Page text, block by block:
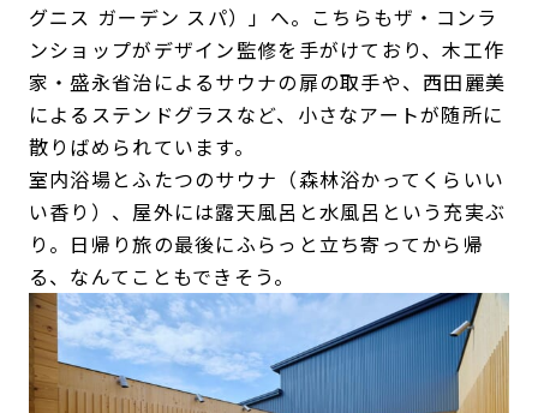
グニス ガーデン スパ）」へ。こちらもザ・コンラ
ンショップがデザイン監修を手がけており、木工作
家・盛永省治によるサウナの扉の取手や、西田麗美
によるステンドグラスなど、小さなアートが随所に
散りばめられています。
室内浴場とふたつのサウナ（森林浴かってくらいい
い香り）、屋外には露天風呂と水風呂という充実ぶ
り。日帰り旅の最後にふらっと立ち寄ってから帰
る、なんてこともできそう。